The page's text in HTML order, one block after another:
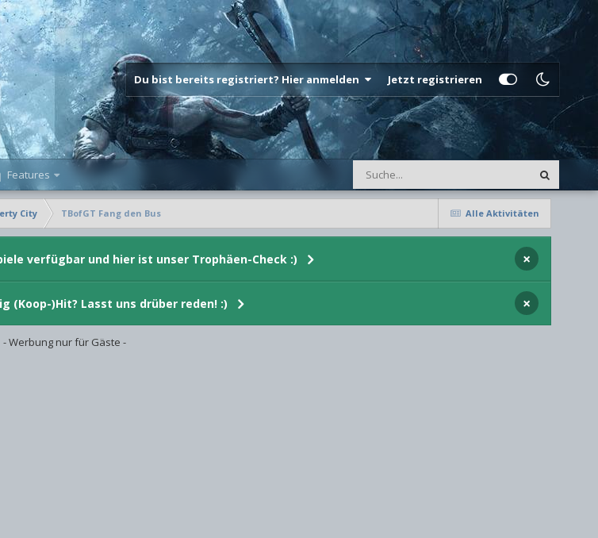
Du bist bereits registriert? Hier anmelden Jetzt registrieren
Features
Alle Aktivitäten
City TBofGT Fang den Bus
verfügbar und hier ist unser Trophäen-Check :) ×
(Koop-)Hit? Lasst uns drüber reden! :) ×
- Werbung nur für Gäste -